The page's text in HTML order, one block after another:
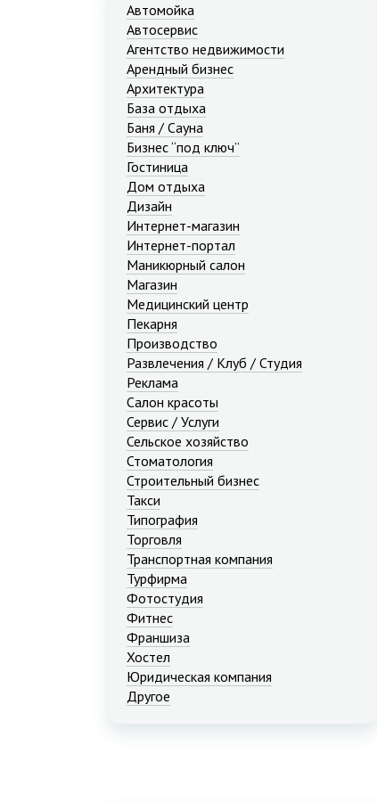
Автомойка
Автосервис
Агентство недвижимости
Арендный бизнес
Архитектура
База отдыха
Баня / Сауна
Бизнес “под ключ”
Гостиница
Дом отдыха
Дизайн
Интернет-магазин
Интернет-портал
Маникюрный салон
Магазин
Медицинский центр
Пекарня
Производство
Развлечения / Клуб / Студия
Реклама
Салон красоты
Сервис / Услуги
Сельское хозяйство
Стоматология
Строительный бизнес
Такси
Типография
Торговля
Транспортная компания
Турфирма
Фотостудия
Фитнес
Франшиза
Хостел
Юридическая компания
Другое